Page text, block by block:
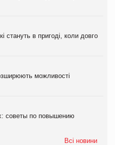
стануть в пригоді, коли довго
можливості
советы по повышению
Всі новини